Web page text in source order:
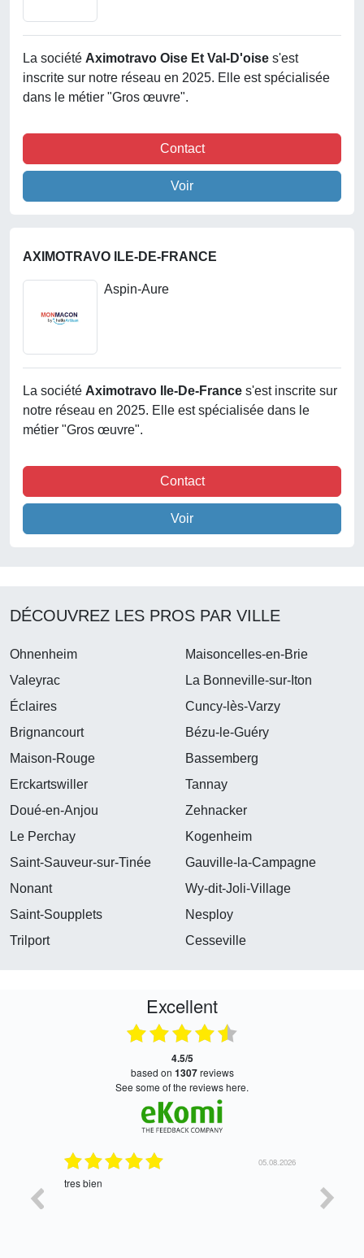
La société Aximotravo Oise Et Val-D'oise s'est
inscrite sur notre réseau en 2025. Elle est spécialisée
dans le métier "Gros œuvre".
Contact
Voir
AXIMOTRAVO ILE-DE-FRANCE
Aspin-Aure
La société Aximotravo Ile-De-France s'est inscrite sur
notre réseau en 2025. Elle est spécialisée dans le
métier "Gros œuvre".
Contact
Voir
DÉCOUVREZ LES PROS PAR VILLE
Ohnenheim
Maisoncelles-en-Brie
Valeyrac
La Bonneville-sur-Iton
Éclaires
Cuncy-lès-Varzy
Brignancourt
Bézu-le-Guéry
Maison-Rouge
Bassemberg
Erckartswiller
Tannay
Doué-en-Anjou
Zehnacker
Le Perchay
Kogenheim
Saint-Sauveur-sur-Tinée
Gauville-la-Campagne
Nonant
Wy-dit-Joli-Village
Saint-Soupplets
Nesploy
Trilport
Cesseville
Excellent
4.5/5
based on 1307reviews
see some of the reviews here.
05.08.2026
tres bien